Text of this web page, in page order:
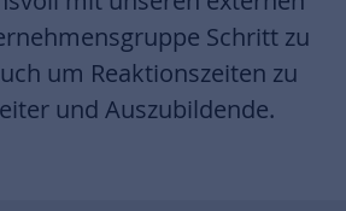
Schritt zu
um Reaktionszeiten zu
und Auszubildende.